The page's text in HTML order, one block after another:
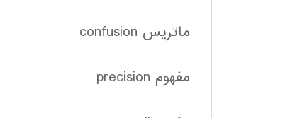
ماتریس confusion
مفهوم precision